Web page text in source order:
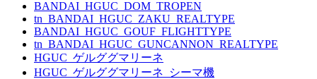
BANDAI_HGUC_DOM_TROPEN
tn_BANDAI_HGUC_ZAKU_REALTYPE
BANDAI_HGUC_GOUF_FLIGHTTYPE
tn_BANDAI_HGUC_GUNCANNON_REALTYPE
HGUC_ゲルググマリーネ
HGUC_ゲルググマリーネ_シーマ機